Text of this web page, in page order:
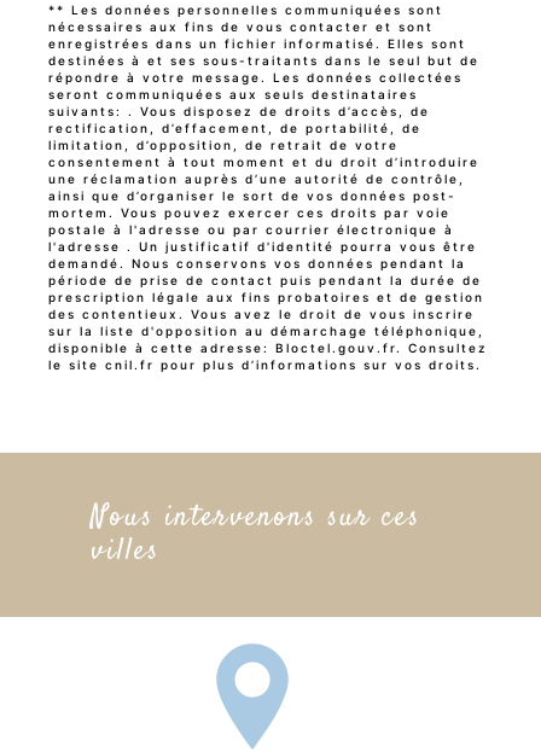
** Les données personnelles communiquées sont
nécessaires aux fins de vous contacter et sont
enregistrées dans un fichier informatisé. Elles sont
destinées à et ses sous-traitants dans le seul but de
répondre à votre message. Les données collectées
seront communiquées aux seuls destinataires
suivants: . Vous disposez de droits d’accès, de
rectification, d’effacement, de portabilité, de
limitation, d’opposition, de retrait de votre
consentement à tout moment et du droit d’introduire
une réclamation auprès d’une autorité de contrôle,
ainsi que d’organiser le sort de vos données post-
mortem. Vous pouvez exercer ces droits par voie
postale à l'adresse ou par courrier électronique à
l'adresse . Un justificatif d'identité pourra vous être
demandé. Nous conservons vos données pendant la
période de prise de contact puis pendant la durée de
prescription légale aux fins probatoires et de gestion
des contentieux. Vous avez le droit de vous inscrire
sur la liste d'opposition au démarchage téléphonique,
disponible à cette adresse: Bloctel.gouv.fr. Consultez
le site cnil.fr pour plus d’informations sur vos droits.
Nous intervenons sur ces
villes